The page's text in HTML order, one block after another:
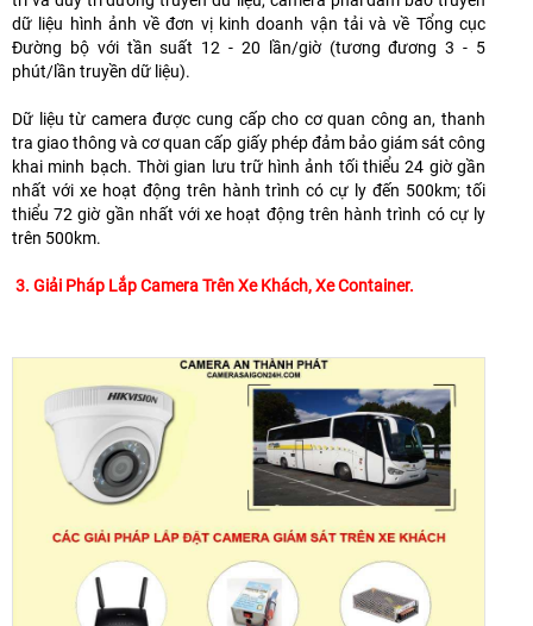
dữ liệu hình ảnh về đơn vị kinh doanh vận tải và về Tổng cục
Đường bộ với tần suất 12 - 20 lần/giờ (tương đương 3 - 5
phút/lần truyền dữ liệu).
Dữ liệu từ camera được cung cấp cho cơ quan công an, thanh
tra giao thông và cơ quan cấp giấy phép đảm bảo giám sát công
khai minh bạch. Thời gian lưu trữ hình ảnh tối thiểu 24 giờ gần
nhất với xe hoạt động trên hành trình có cự ly đến 500km; tối
thiểu 72 giờ gần nhất với xe hoạt động trên hành trình có cự ly
trên 500km.
3. Giải Pháp Lắp Camera Trên Xe Khách, Xe Container.